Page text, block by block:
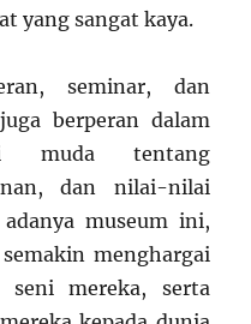
yang sangat kaya.
seminar, dan
berperan dalam
muda tentang
dan nilai-nilai
museum ini,
menghargai
seni mereka, serta